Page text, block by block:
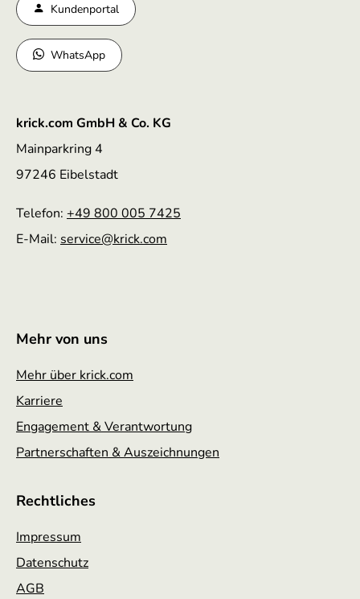
Kundenportal
WhatsApp
krick.com GmbH & Co. KG
Mainparkring 4
97246 Eibelstadt
Telefon: +49 800 005 7425
E-Mail: service@krick.com
Mehr von uns
Mehr über krick.com
Karriere
Engagement & Verantwortung
Partnerschaften & Auszeichnungen
Rechtliches
Impressum
Datenschutz
AGB